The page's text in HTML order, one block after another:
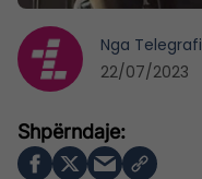
Nga Telegrafi
22/07/2023